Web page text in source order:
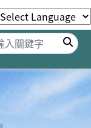
搜